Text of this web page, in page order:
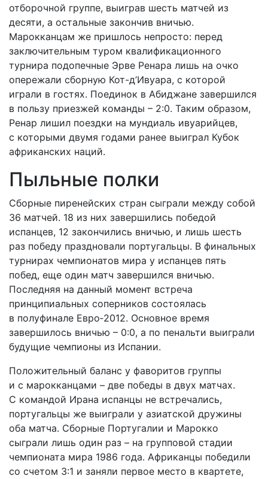
отборочной группе, выиграв шесть матчей из
десяти, а остальные закончив вничью.
Марокканцам же пришлось непросто: перед
заключительным туром квалификационного
турнира подопечные Эрве Ренара лишь на очко
опережали сборную Кот-д’Ивуара, с которой
играли в гостях. Поединок в Абиджане завершился
в пользу приезжей команды – 2:0. Таким образом,
Ренар лишил поездки на мундиаль ивуарийцев,
с которыми двумя годами ранее выиграл Кубок
африканских наций.
Пыльные полки
Сборные пиренейских стран сыграли между собой
36 матчей. 18 из них завершились победой
испанцев, 12 закончились вничью, и лишь шесть
раз победу праздновали португальцы. В финальных
турнирах чемпионатов мира у испанцев пять
побед, еще один матч завершился вничью.
Последняя на данный момент встреча
принципиальных соперников состоялась
в полуфинале Евро‑2012. Основное время
завершилось вничью – 0:0, а по пенальти выиграли
будущие чемпионы из Испании.
Положительный баланс у фаворитов группы
и с марокканцами – две победы в двух матчах.
С командой Ирана испанцы не встречались,
португальцы же выиграли у азиатской дружины
оба матча. Сборные Португалии и Марокко
сыграли лишь один раз – на групповой стадии
чемпионата мира 1986 года. Африканцы победили
со счетом 3:1 и заняли первое место в квартете,